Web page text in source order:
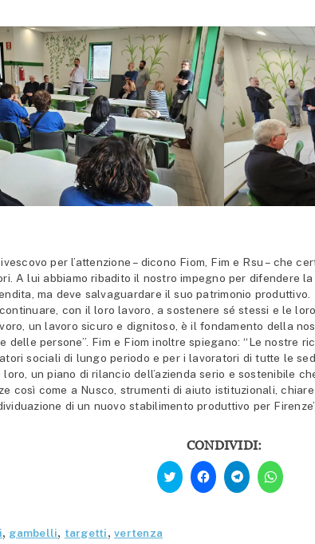
per l’attenzione – dicono Fiom, Fim e Rsu – che
A lui abbiamo ribadito il nostro impegno per difendere
ma deve salvaguardare il suo patrimonio
con il loro lavoro, a sostenere sé stessi e le
un lavoro sicuro e dignitoso, è il fondamento della
delle persone”. Fim e Fiom inoltre spiegano: “Le nostre
sociali di lungo periodo e per i lavoratori di tutte le
un piano di rilancio dell’azienda serio e sostenibile
così come a Nusco, strumenti di aiuto istituzionali,
di un nuovo stabilimento produttivo per
CONDIVIDI:
Fai
clic
qui
Fai
clic
per
condividere
Fai
clic
per
condividere
Fai
clic
per
, gambelli, targetti,vertenza